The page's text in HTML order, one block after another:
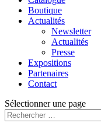
Boutique
Actualités
Newsletter
Actualités
Presse
Expositions
Partenaires
Contact
Sélectionner une page